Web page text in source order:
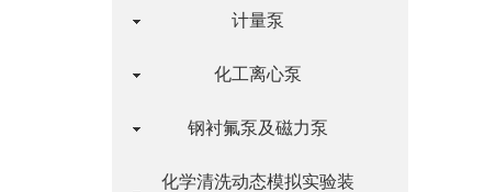
计量泵
化工离心泵
钢衬氟泵及磁力泵
化学清洗动态模拟实验装